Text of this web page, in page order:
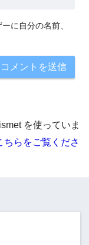
に自分の名前、
を使っていま
ちらをご覧くださ